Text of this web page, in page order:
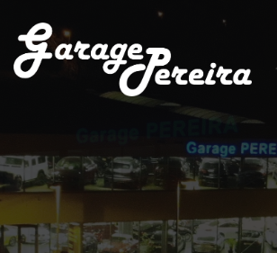
Paramètres avancés des cookies